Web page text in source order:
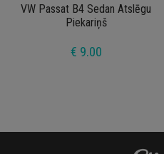
VW Passat B4 Sedan Atslēgu
Piekariņš
€ 9.00